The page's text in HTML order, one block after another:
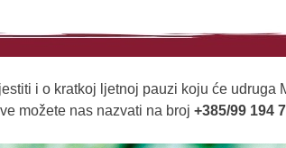
i o kratkoj ljetnoj pauzi koju će udruga
možete nas nazvati na broj +385/99 194